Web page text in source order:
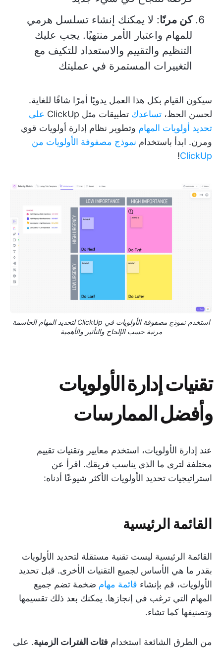
كن مرنًا: لا يمكنك إنشاء تسلسل هرمي
للمهام واعتبار الأمر منتهيًا. يجب عليك
التنظيم والتقييم والاستعداد للتكيف مع
التغييرات المستمرة في عمليتك
سيكون القيام بكل هذا العمل يدويًا أمرًا شاقًا للغاية.
لحسن الحظ، تساعدك تطبيقات مثل ClickUp
على
تحديد أولويات المهام وتطوير نظام إدارة أولويات قوي
ومرن. ابدأ باستخدام نموذج مصفوفة الأولويات من
ClickUp
!
استخدم نموذج مصفوفة الأولويات في ClickUp لتحديد المهام الحاسمة
مرتبة حسب الإلحاح والتأثير والأهمية
تقنيات إدارة الأولويات
وأفضل الممارسات
عند إدارة الأولويات، استخدم معايير وتقنيات تقييم
مختلفة لترى ما الذي يناسب فريقك. اقرأ عن
استراتيجيات تحديد الأولويات الأكثر شيوعًا أدناه:
القائمة الرئيسية
القائمة الرئيسية ليست تقنية مستقلة لتحديد الأولويات
بقدر ما هي الأساس لجميع التقنيات الأخرى. قبل تحديد
الأولويات، قم بإنشاء قائمة مهام ضخمة تضم جميع
المهام التي ترغب في إنجازها. يمكنك بعد ذلك تقسيمها
وتصنيفها كما تشاء.
من الطرق الشائعة استخدام فئات الفترات الزمنية. على